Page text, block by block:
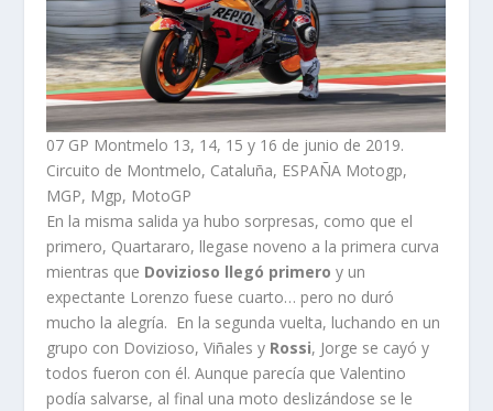
07 GP Montmelo 13, 14, 15 y 16 de junio de 2019.
Circuito de Montmelo, Cataluña, ESPAÑA Motogp,
MGP, Mgp, MotoGP
En la misma salida ya hubo sorpresas, como que el
primero, Quartararo, llegase noveno a la primera curva
mientras que Dovizioso llegó primero y un
expectante Lorenzo fuese cuarto… pero no duró
mucho la alegría. En la segunda vuelta, luchando en un
grupo con Dovizioso, Viñales y Rossi, Jorge se cayó y
todos fueron con él. Aunque parecía que Valentino
podía salvarse, al final una moto deslizándose se le